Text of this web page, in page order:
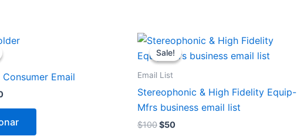
Consumer Email
O
preço
$450.
Sale!
Sale!
Email List
Stereophonic & High Fidelity Equip-
Mfrs business email list
$100
O
preço
original
$100.
$50
O
preço
atual